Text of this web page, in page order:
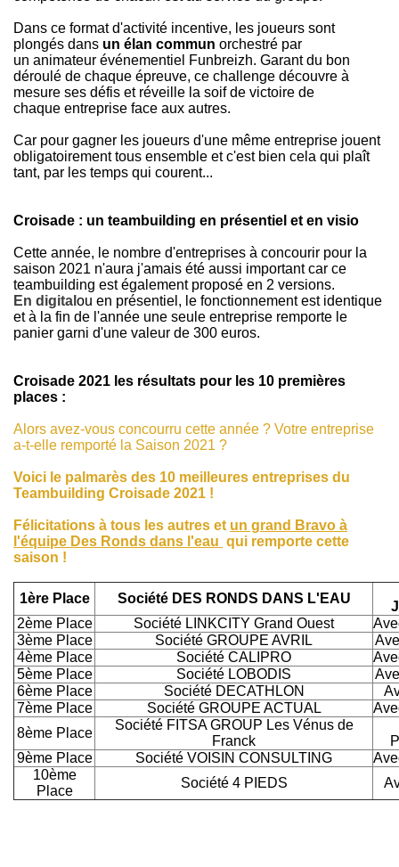
Dans ce format d'activité incentive, les joueurs sont
plongés dans un élan commun orchestré par
un animateur événementiel Funbreizh. Garant du bon
déroulé de chaque épreuve, ce challenge découvre à
mesure ses défis et réveille la soif de victoire de
chaque entreprise face aux autres.
Car pour gagner les joueurs d'une même entreprise jouent
obligatoirement tous ensemble et c'est bien cela qui plaît
tant, par les temps qui courent...
Croisade : un teambuilding en présentiel et en visio
Cette année, le nombre d'entreprises à concourir pour la
saison 2021 n'aura j'amais été aussi important car ce
teambuilding est également proposé en 2 versions.
En digital ou en présentiel, le fonctionnement est identique
et à la fin de l'année une seule entreprise remporte le
panier garni d'une valeur de 300 euros.
Croisade 2021 les résultats pour les 10 premières
places :
Alors avez-vous concourru cette année ? Votre entreprise
a-t-elle remporté la Saison 2021 ?
Voici le palmarès des 10 meilleures entreprises du
Teambuilding Croisade 2021 !
Félicitations à tous les autres et un grand Bravo à
l'équipe Des Ronds dans l'eau qui remporte cette
saison !
1ère Place Société DES RONDS DANS L'EAU
2ème Place
Société LINKCITY Grand Ouest
3ème Place
Société GROUPE AVRIL
4ème Place
Société CALIPRO
5ème Place
Société LOBODIS
6ème Place
Société DECATHLON
7ème Place
Société GROUPE ACTUAL
8ème Place
Société FITSA GROUP Les Vénus de
Franck
9ème Place
Société VOISIN CONSULTING
10ème
Place
Société 4 PIEDS